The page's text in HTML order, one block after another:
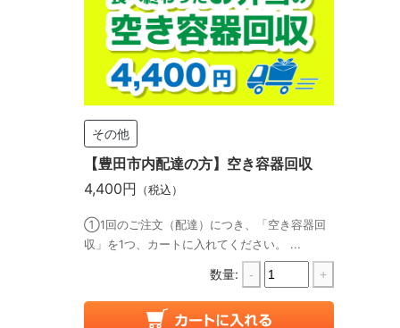
その他
【豊田市内配達の方】空き容器回収
4,400円 （税込）
①1回のご注文（配達）につき、「空き容器回
収」を1つ、カートに入れてください。 ...
数量: - +